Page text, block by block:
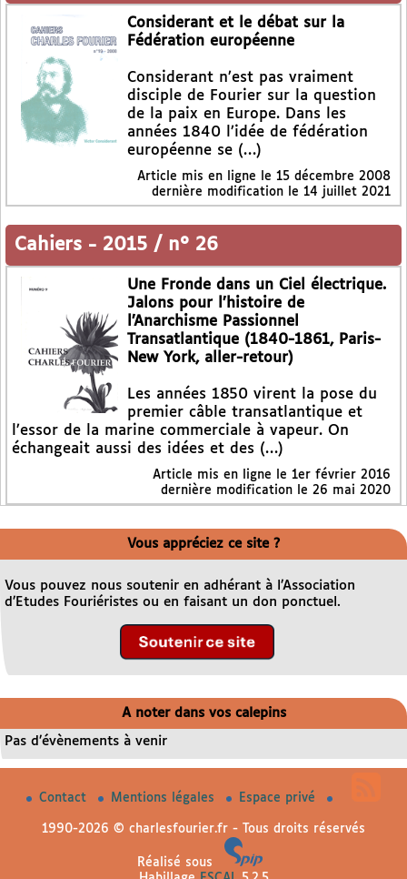
Considerant et le débat sur la
Fédération européenne
Considerant n’est pas vraiment
disciple de Fourier sur la question
de la paix en Europe. Dans les
années 1840 l’idée de fédération
européenne se (…)
Article mis en ligne le 15 décembre 2008
dernière modification le 14 juillet 2021
Cahiers - 2015 / n° 26
Une Fronde dans un Ciel électrique.
Jalons pour l’histoire de
l’Anarchisme Passionnel
Transatlantique (1840-1861, Paris-
New York, aller-retour)
Les années 1850 virent la pose du
premier câble transatlantique et
l’essor de la marine commerciale à vapeur. On
échangeait aussi des idées et des (…)
Article mis en ligne le 1er février 2016
dernière modification le 26 mai 2020
Vous appréciez ce site ?
Vous pouvez nous soutenir en adhérant à l’Association
d’Etudes Fouriéristes ou en faisant un don ponctuel.
A noter dans vos calepins
Pas d’évènements à venir
Contact Mentions légales Espace privé
1990-2026 © charlesfourier.fr - Tous droits réservés
Réalisé sous